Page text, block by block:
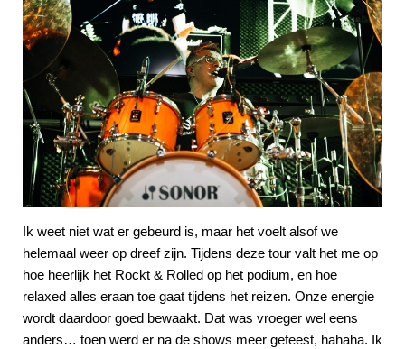
Ik weet niet wat er gebeurd is, maar het voelt alsof we
helemaal weer op dreef zijn. Tijdens deze tour valt het me op
hoe heerlijk het Rockt & Rolled op het podium, en hoe
relaxed alles eraan toe gaat tijdens het reizen. Onze energie
wordt daardoor goed bewaakt. Dat was vroeger wel eens
anders… toen werd er na de shows meer gefeest, hahaha. Ik